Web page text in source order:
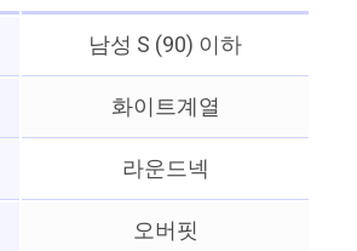
남성 S (90) 이하
화이트계열
라운드넥
오버핏